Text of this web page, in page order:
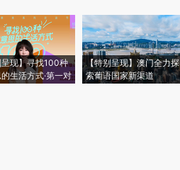
呈现】寻找100种
生活方式·第一对
【特别呈现】澳门全力探
索葡语国家新渠道